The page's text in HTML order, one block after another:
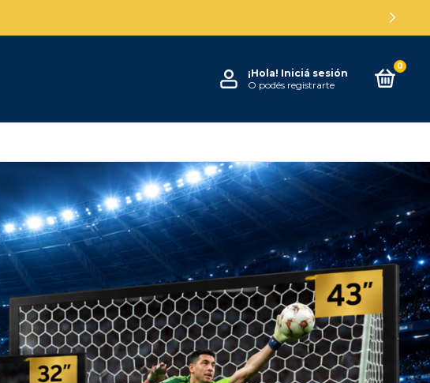
¡Hola! Iniciá sesión
O podés registrarte
0